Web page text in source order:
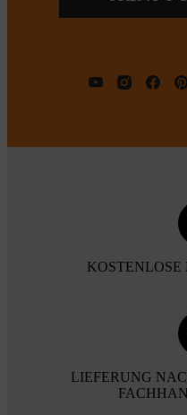
KOSTENLOSE
LIEFERUNG